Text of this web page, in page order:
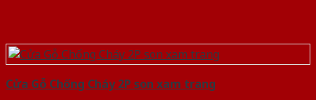
Cửa Gỗ Chống Cháy 2P son xam trang